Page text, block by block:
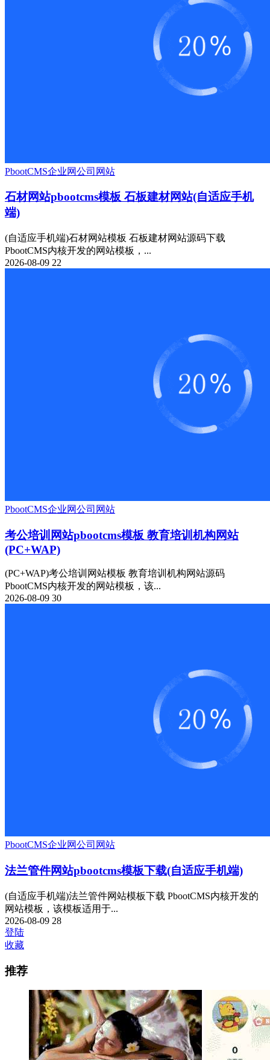
PbootCMS企业网公司网站
石材网站pbootcms模板 石板建材网站(自适应手机
端)
(自适应手机端)石材网站模板 石板建材网站源码下载
PbootCMS内核开发的网站模板，...
2026-08-09 22
PbootCMS企业网公司网站
考公培训网站pbootcms模板 教育培训机构网站
(PC+WAP)
(PC+WAP)考公培训网站模板 教育培训机构网站源码
PbootCMS内核开发的网站模板，该...
2026-08-09 30
PbootCMS企业网公司网站
法兰管件网站pbootcms模板下载(自适应手机端)
(自适应手机端)法兰管件网站模板下载 PbootCMS内核开发的
网站模板，该模板适用于...
2026-08-09 28
登陆
收藏
推荐